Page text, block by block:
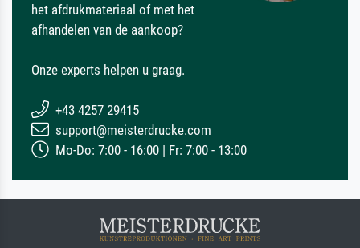
het afdrukmateriaal of met het
afhandelen van de aankoop?
Onze experts helpen u graag.
+43 4257 29415
support@meisterdrucke.com
Mo-Do: 7:00 - 16:00 | Fr: 7:00 - 13:00